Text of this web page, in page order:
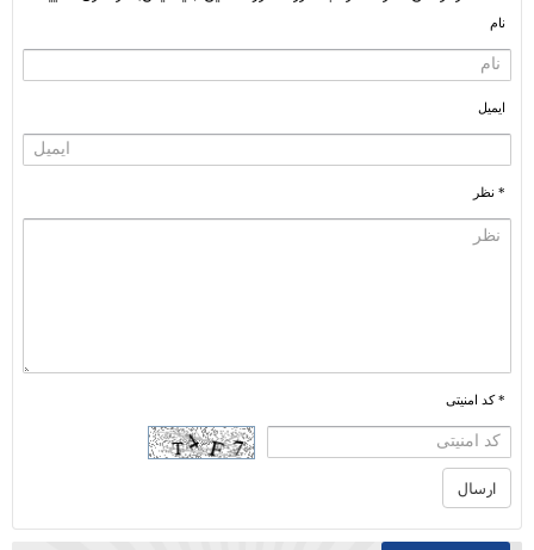
نام
ایمیل
* نظر
* کد امنیتی